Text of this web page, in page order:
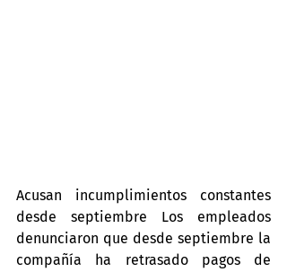
Acusan incumplimientos constantes
desde septiembre Los empleados
denunciaron que desde septiembre la
compañía ha retrasado pagos de